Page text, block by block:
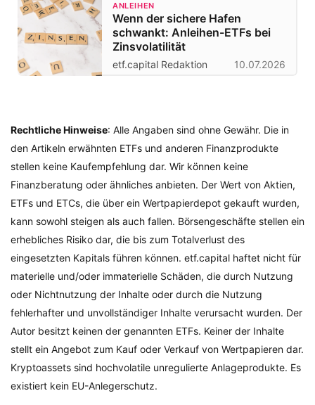
ANLEIHEN
Wenn der sichere Hafen
schwankt: Anleihen-ETFs bei
Zinsvolatilität
etf.capital Redaktion 10.07.2026
Rechtliche Hinweise: Alle Angaben sind ohne Gewähr. Die in
den Artikeln erwähnten ETFs und anderen Finanzprodukte
stellen keine Kaufempfehlung dar. Wir können keine
Finanzberatung oder ähnliches anbieten. Der Wert von Aktien,
ETFs und ETCs, die über ein Wertpapierdepot gekauft wurden,
kann sowohl steigen als auch fallen. Börsengeschäfte stellen ein
erhebliches Risiko dar, die bis zum Totalverlust des
eingesetzten Kapitals führen können. etf.capital haftet nicht für
materielle und/oder immaterielle Schäden, die durch Nutzung
oder Nichtnutzung der Inhalte oder durch die Nutzung
fehlerhafter und unvollständiger Inhalte verursacht wurden. Der
Autor besitzt keinen der genannten ETFs. Keiner der Inhalte
stellt ein Angebot zum Kauf oder Verkauf von Wertpapieren dar.
Kryptoassets sind hochvolatile unregulierte Anlageprodukte. Es
existiert kein EU-Anlegerschutz.